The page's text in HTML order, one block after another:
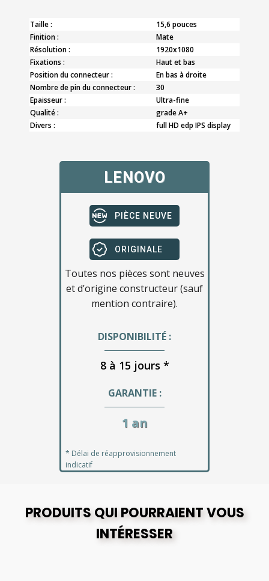
Taille :
15,6 pouces
Finition :
Mate
Résolution :
1920x1080
Fixations :
Haut et bas
Position du connecteur :
En bas à droite
Nombre de pin du connecteur :
30
Epaisseur :
Ultra-fine
Qualité :
grade A+
Divers :
full HD edp IPS display
LENOVO
PIÈCE NEUVE
ORIGINALE
Toutes nos pièces sont neuves
et d’origine constructeur (sauf
mention contraire).
DISPONIBILITÉ :
8 à 15 jours *
GARANTIE :
1 an
* Délai de réapprovisionnement
indicatif
PRODUITS QUI POURRAIENT VOUS
INTÉRESSER